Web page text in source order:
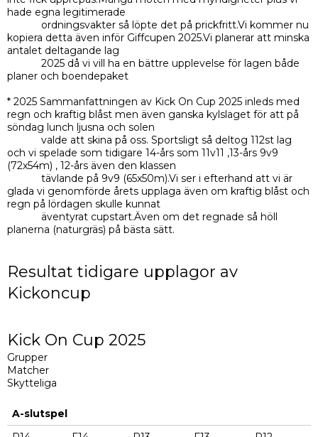
hade egna legitimerade
ordningsvakter så löpte det på prickfritt.Vi kommer nu
kopiera detta även inför Giffcupen 2025.Vi planerar att minska
antalet deltagande lag
2025 då vi vill ha en bättre upplevelse för lagen både
planer och boendepaket
* 2025 Sammanfattningen av Kick On Cup 2025 inleds med
regn och kraftig blåst men även ganska kylslaget för att på
söndag lunch ljusna och solen
valde att skina på oss. Sportsligt så deltog 112st lag
och vi spelade som tidigare 14-års som 11v11 ,13-års 9v9
(72x54m) , 12-års även den klassen
tävlande på 9v9 (65x50m).Vi ser i efterhand att vi är
glada vi genomförde årets upplaga även om kraftig blåst och
regn på lördagen skulle kunnat
äventyrat cupstart.Även om det regnade så höll
planerna (naturgräs) på bästa sätt.
Resultat tidigare upplagor av
Kickoncup
Kick On Cup 2025
Grupper
Matcher
Skytteliga
A-slutspel